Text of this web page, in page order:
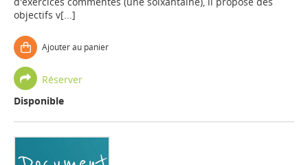
objectifs v[...]
Ajouter au panier
Réserver
Disponible